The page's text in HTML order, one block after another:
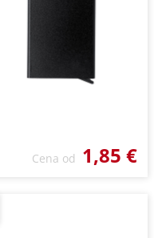
Cena od 1,85 €